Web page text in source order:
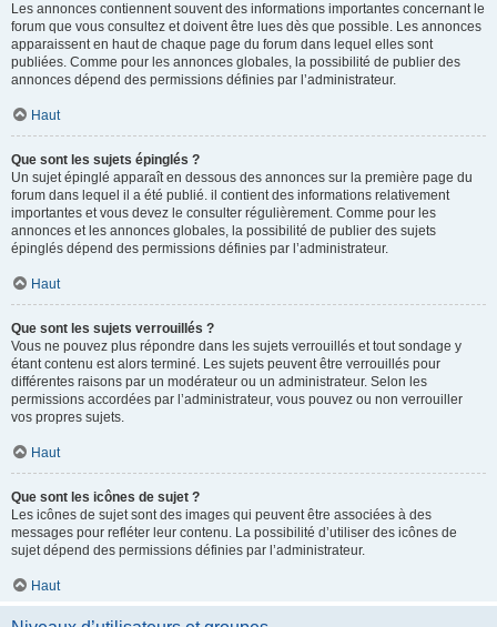
Les annonces contiennent souvent des informations importantes concernant le
forum que vous consultez et doivent être lues dès que possible. Les annonces
apparaissent en haut de chaque page du forum dans lequel elles sont
publiées. Comme pour les annonces globales, la possibilité de publier des
annonces dépend des permissions définies par l’administrateur.
Haut
Que sont les sujets épinglés ?
Un sujet épinglé apparaît en dessous des annonces sur la première page du
forum dans lequel il a été publié. il contient des informations relativement
importantes et vous devez le consulter régulièrement. Comme pour les
annonces et les annonces globales, la possibilité de publier des sujets
épinglés dépend des permissions définies par l’administrateur.
Haut
Que sont les sujets verrouillés ?
Vous ne pouvez plus répondre dans les sujets verrouillés et tout sondage y
étant contenu est alors terminé. Les sujets peuvent être verrouillés pour
différentes raisons par un modérateur ou un administrateur. Selon les
permissions accordées par l’administrateur, vous pouvez ou non verrouiller
vos propres sujets.
Haut
Que sont les icônes de sujet ?
Les icônes de sujet sont des images qui peuvent être associées à des
messages pour refléter leur contenu. La possibilité d’utiliser des icônes de
sujet dépend des permissions définies par l’administrateur.
Haut